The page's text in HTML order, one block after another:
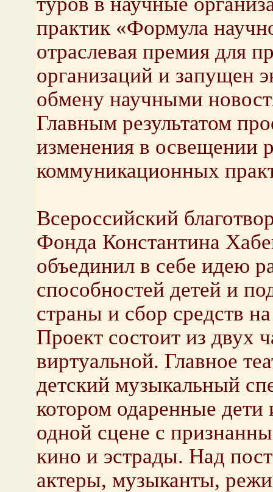
практик «Формула
отраслевая премия для
организаций и запущен
обмену научными
Главным результатом
изменения в освещении
коммуникационных
Всероссийский
Фонда Константина
объединил в себе идею
способностей детей и
страны и сбор средств
Проект состоит из двух
виртуальной. Главное
детский музыкальный
котором одаренные дети
одной сцене с
кино и эстрады. Над
актеры, музыканты,